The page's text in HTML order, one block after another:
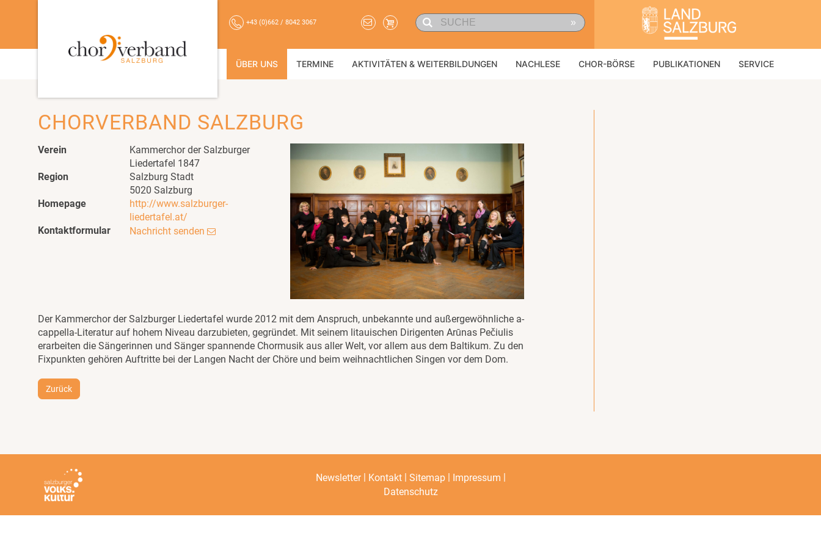
+43 (0)662 / 8042 3067 »
ÜBER UNS TERMINE AKTIVITÄTEN & WEITERBILDUNGEN NACHLESE CHOR-BÖRSE PUBLIKATIONEN SERVICE
CHORVERBAND SALZBURG
Verein
Kammerchor der Salzburger
Liedertafel 1847
Region
Salzburg Stadt
5020 Salzburg
Homepage
http://www.salzburger-
liedertafel.at/
Kontaktformular
Nachricht senden
Der Kammerchor der Salzburger Liedertafel wurde 2012 mit dem Anspruch, unbekannte und außergewöhnliche a-
cappella-Literatur auf hohem Niveau darzubieten, gegründet. Mit seinem litauischen Dirigenten Arūnas Pečiulis
erarbeiten die Sängerinnen und Sänger spannende Chormusik aus aller Welt, vor allem aus dem Baltikum. Zu den
Fixpunkten gehören Auftritte bei der Langen Nacht der Chöre und beim weihnachtlichen Singen vor dem Dom.
Zurück
Newsletter| Kontakt| Sitemap| Impressum
Datenschutz